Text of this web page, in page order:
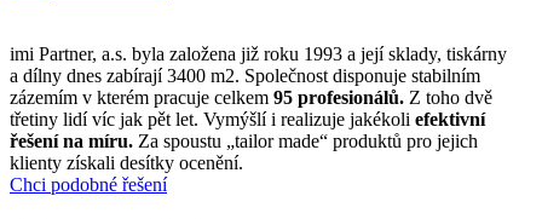
imi Partner, a.s. byla založena již roku 1993 a její sklady, tiskárny
a dílny dnes zabírají 3400 m2. Společnost disponuje stabilním
zázemím v kterém pracuje celkem 95 profesionálů. Z toho dvě
třetiny lidí víc jak pět let. Vymýšlí i realizuje jakékoli efektivní
řešení na míru. Za spoustu „tailor made“ produktů pro jejich
klienty získali desítky ocenění.
Chci podobné řešení